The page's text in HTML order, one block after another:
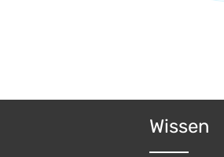
Wissen